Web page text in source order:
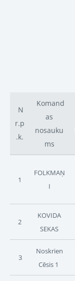
N
r.p
.k.
Komand
as
nosauku
ms
1
FOLKMAŅ
I
2
KOVIDA
SEKAS
3
Noskrien
Cēsis 1